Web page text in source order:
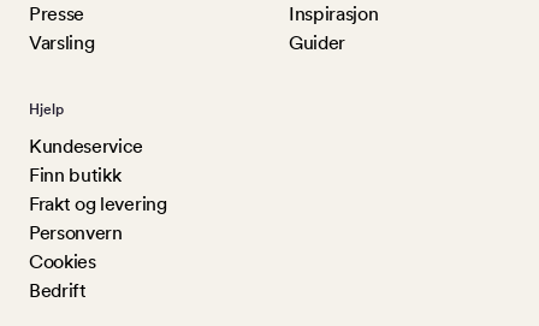
Presse
Varsling
Inspirasjon
Guider
Hjelp
Kundeservice
Finn butikk
Frakt og levering
Personvern
Cookies
Bedrift